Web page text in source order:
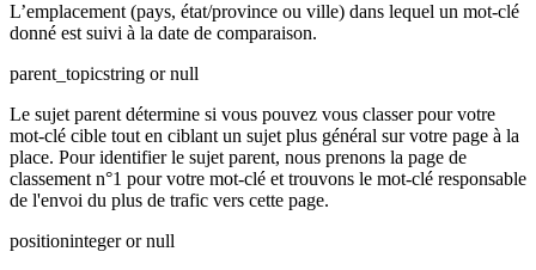
L’emplacement (pays, état/province ou ville) dans lequel un mot-clé
donné est suivi à la date de comparaison.
parent_topicstring or null
Le sujet parent détermine si vous pouvez vous classer pour votre
mot-clé cible tout en ciblant un sujet plus général sur votre page à la
place. Pour identifier le sujet parent, nous prenons la page de
classement n°1 pour votre mot-clé et trouvons le mot-clé responsable
de l'envoi du plus de trafic vers cette page.
positioninteger or null